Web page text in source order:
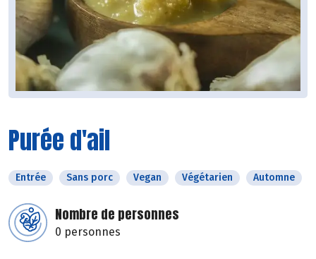
Purée d'ail
Entrée Sans porc Vegan Végétarien Automne
Nombre de personnes
0 personnes